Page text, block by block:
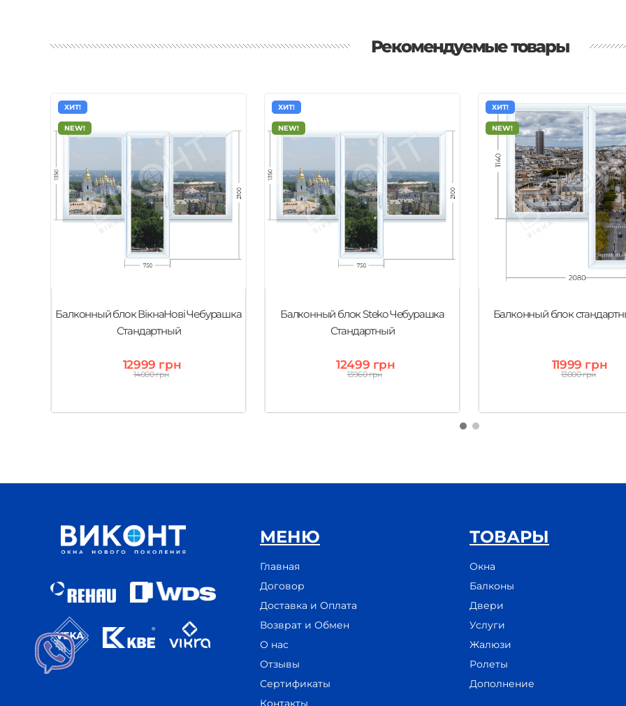
Рекомендуемые товары
ХИТ!
NEW!
Балконный блок ВікнаНові Чебурашка
Стандартный
12999 грн
14000 грн
ХИТ!
NEW!
Балконный блок Steko Чебурашка
Стандартный
12499 грн
13960 грн
ХИТ!
NEW!
Балконный блок
11999 грн
13000 грн
МЕНЮ
Главная
Договор
Доставка и Оплата
Возврат и Обмен
О нас
Отзывы
Сертификаты
Контакты
ТОВАРЫ
Окна
Балконы
Двери
Услуги
Жалюзи
Ролеты
Дополнение